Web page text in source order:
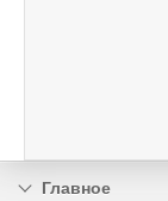
Главное